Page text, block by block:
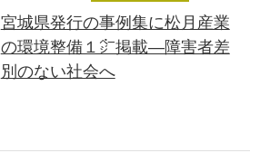
宮城県発行の事例集に松月産業
の環境整備１㌻掲載―障害者差
別のない社会へ